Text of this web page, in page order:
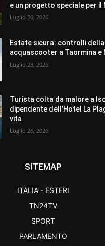
e un progetto speciale per il
Luglio 30, 2026
Estate sicura: controlli della
acquascooter a Taormina e
Luglio 28, 2026
Turista colta da malore a
dipendente dell’Hotel La
vita
Luglio 26, 2026
SITEMAP
ITALIA - ESTERI
TN24TV
SPORT
PARLAMENTO